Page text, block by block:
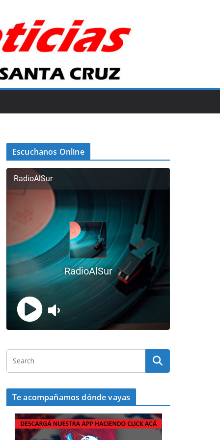
Escuchanos Online
Te acompañamos dónde vayas